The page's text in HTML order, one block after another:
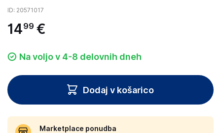
ID: 20571017
1499 €
Na voljo v 4-8 delovnih dneh
Dodaj v košarico
Marketplace ponudba